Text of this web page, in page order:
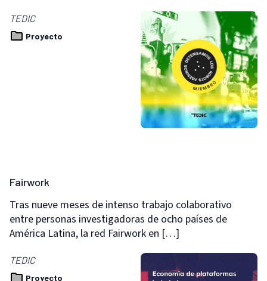
TEDIC
Proyecto
Fairwork
Tras nueve meses de intenso trabajo colaborativo
entre personas investigadoras de ocho países de
América Latina, la red Fairwork en […]
TEDIC
Proyecto